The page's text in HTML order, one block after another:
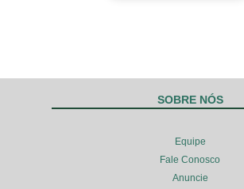
SOBRE NÓS
Equipe
Fale Conosco
Anuncie